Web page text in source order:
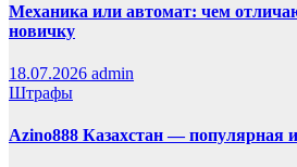
Механика или автомат: чем
новичку
18.07.2026 admin
Штрафы
Azino888 Казахстан — популярная